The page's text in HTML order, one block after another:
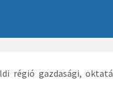
régió gazdasági,